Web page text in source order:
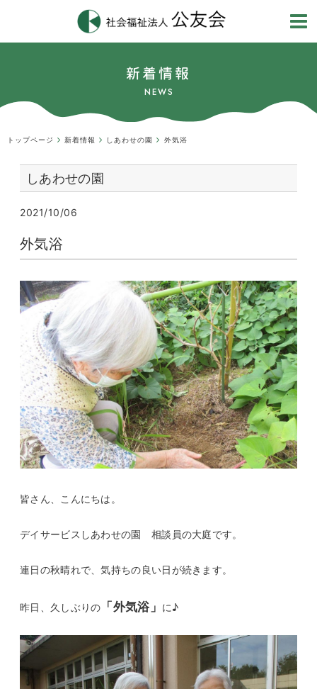
新着情報
NEWS
トップページ 新着情報 しあわせの園 外気浴
しあわせの園
2021/10/06
外気浴
皆さん、こんにちは。
デイサービスしあわせの園 相談員の大庭です。
連日の秋晴れで、気持ちの良い日が続きます。
昨日、久しぶりの 「外気浴」 に♪